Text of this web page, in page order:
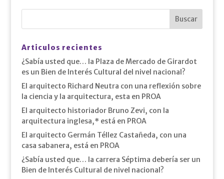
Articulos recientes
¿Sabía usted que… la Plaza de Mercado de Girardot
es un Bien de Interés Cultural del nivel nacional?
El arquitecto Richard Neutra con una reflexión sobre
la ciencia y la arquitectura, esta en PROA
El arquitecto historiador Bruno Zevi, con la
arquitectura inglesa,* está en PROA
El arquitecto Germán Téllez Castañeda, con una
casa sabanera, está en PROA
¿Sabía usted que… la carrera Séptima debería ser un
Bien de Interés Cultural de nivel nacional?